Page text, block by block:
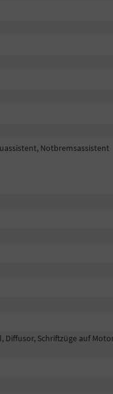
Notbremsassistent
Schriftzüge auf